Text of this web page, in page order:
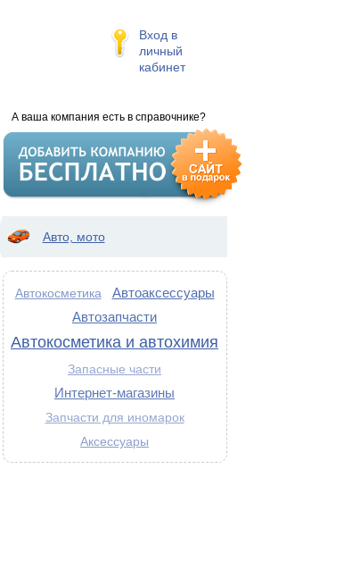
Вход в
личный
кабинет
А ваша компания есть в справочнике?
Авто, мото
Автокосметика
Автоаксессуары
Автозапчасти
Автокосметика и автохимия
Запасные части
Интернет-магазины
Запчасти для иномарок
Аксессуары